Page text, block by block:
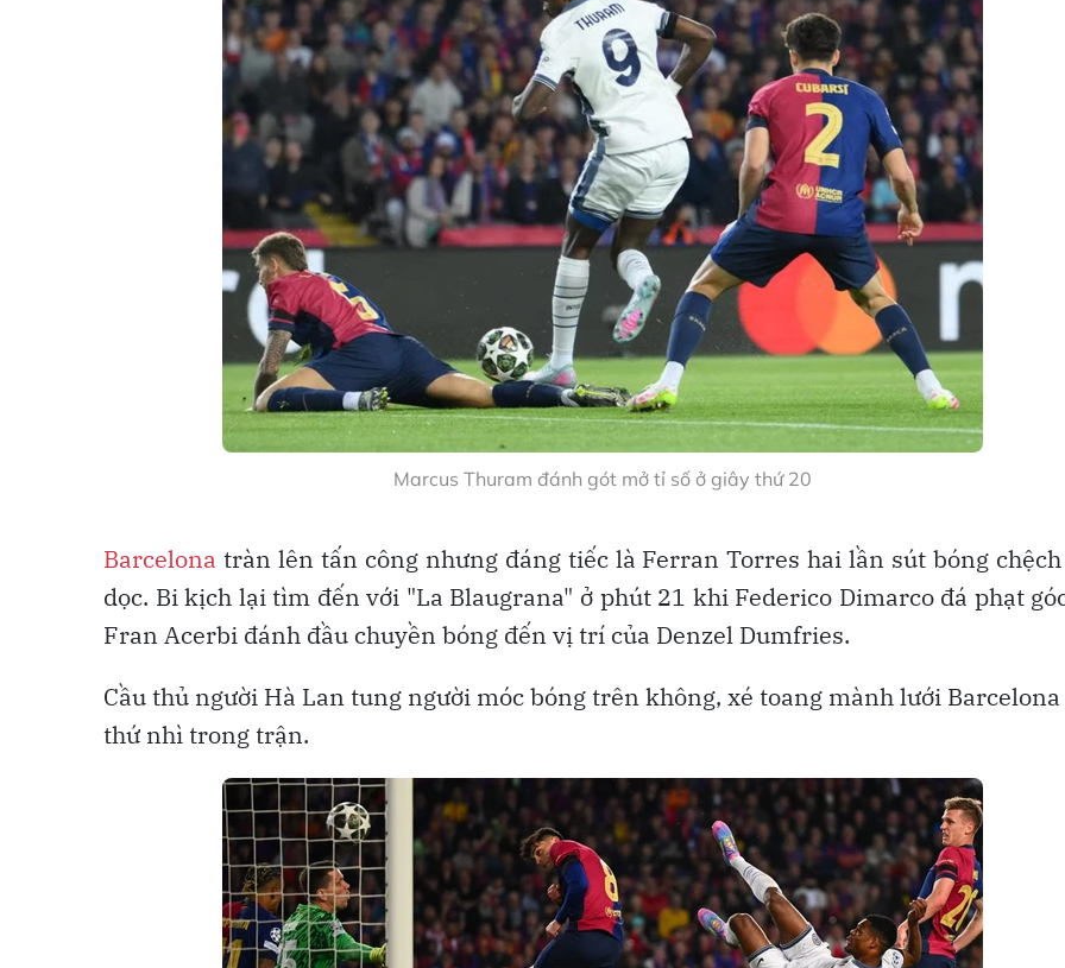
Marcus Thuram đánh gót mở tỉ số ở giây thứ 20
Barcelona tràn lên tấn công nhưng đáng tiếc là Ferran Torres hai lần sút bóng
dọc. Bi kịch lại tìm đến với "La Blaugrana" ở phút 21 khi Federico Dimarco đá phạt
Fran Acerbi đánh đầu chuyền bóng đến vị trí của Denzel Dumfries.
Cầu thủ người Hà Lan tung người móc bóng trên không, xé toang mành lưới
thứ nhì trong trận.